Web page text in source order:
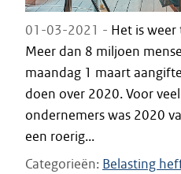
01-03-2021 - Het is
Meer dan 8 miljoen
maandag 1 maart
doen over 2020. Voor
ondernemers was 2020
een roerig...
Categorieën Belasting